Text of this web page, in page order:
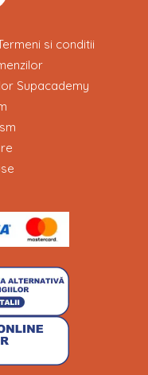
si conditii
Supacademy